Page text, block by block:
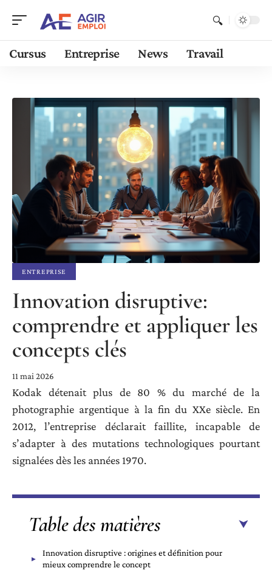
Cursus Entreprise News Travail
ENTREPRISE
Innovation disruptive:
comprendre et appliquer les
concepts clés
11 mai 2026
Kodak détenait plus de 80 % du marché de la
photographie argentique à la fin du XXe siècle. En
2012, l’entreprise déclarait faillite, incapable de
s’adapter à des mutations technologiques pourtant
signalées dès les années 1970.
Table des matières
Innovation disruptive : origines et définition pour
mieux comprendre le concept